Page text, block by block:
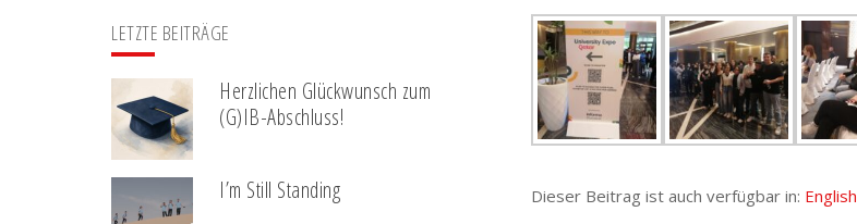
Dieser Beitrag ist auch verfügbar in: English
LETZTE BEITRÄGE
Herzlichen Glückwunsch zum
(G)IB-Abschluss!
I’m Still Standing